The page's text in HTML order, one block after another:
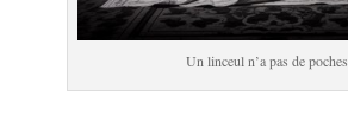
Un linceul n’a pas de poches